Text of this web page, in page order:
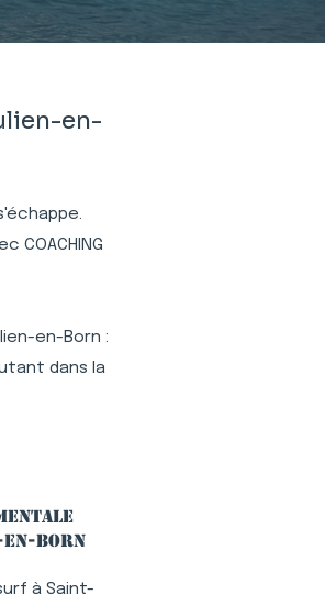
en-
en-Born :
dans la
Born
à Saint-